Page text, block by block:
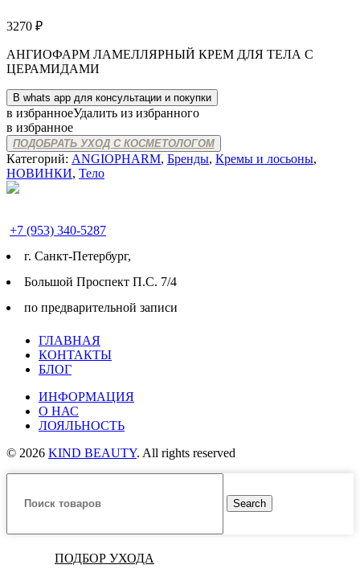
3270 ₽
АНГИОФАРМ ЛАМЕЛЛЯРНЫЙ КРЕМ ДЛЯ ТЕЛА С
ЦЕРАМИДАМИ
В whats app для консультации и покупки
в избранноеУдалить из избранного
в избранное
ПОДОБРАТЬ УХОД С КОСМЕТОЛОГОМ
Категорий: ANGIOPHARM, Бренды, Кремы и лосьоны,
НОВИНКИ, Тело
+7 (953) 340-5287
г. Cанкт-Петербург,
Большой Проспект П.С. 7/4
по предварительной записи
ГЛАВНАЯ
КОНТАКТЫ
БЛОГ
ИНФОРМАЦИЯ
О НАС
ЛОЯЛЬНОСТЬ
© 2026 KIND BEAUTY. All rights reserved
Search
ПОДБОР УХОДА